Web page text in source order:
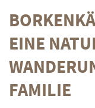
EINE
FAMILIE